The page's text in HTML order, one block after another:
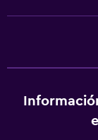
Silla para ducha
Ascensor